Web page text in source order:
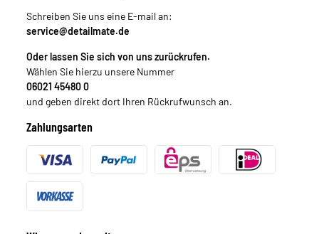
Schreiben Sie uns eine E-mail an:
service@detailmate.de
Oder lassen Sie sich von uns zurückrufen.
Wählen Sie hierzu unsere Nummer
06021 45480 0
und geben direkt dort Ihren Rückrufwunsch an.
Zahlungsarten